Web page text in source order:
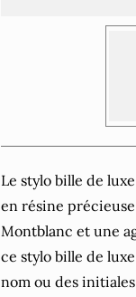
Le stylo bille de
en résine
Montblanc et une
ce stylo bille de
nom ou des